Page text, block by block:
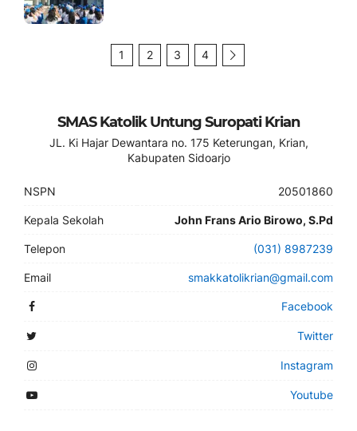
1 2 3 4
SMAS Katolik Untung Suropati Krian
JL. Ki Hajar Dewantara no. 175 Keterungan, Krian,
Kabupaten Sidoarjo
NSPN 20501860
Kepala Sekolah John Frans Ario Birowo, S.Pd
Telepon (031) 8987239
Email smakkatolikrian@gmail.com
Facebook
Twitter
Instagram
Youtube